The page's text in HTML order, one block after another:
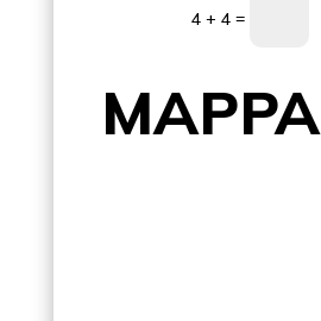
4 + 4 =
MAPPA